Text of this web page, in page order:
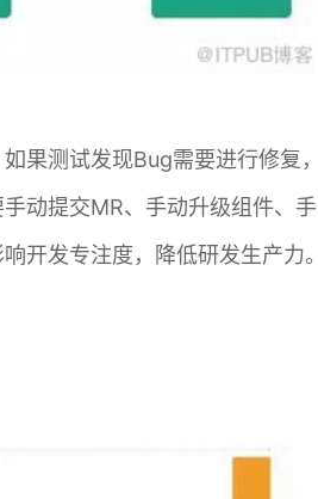
果测试发现Bug需要进行修复，
动提交MR、手动升级组件、手
开发专注度，降低研发生产力。